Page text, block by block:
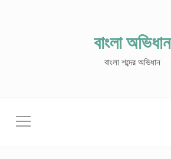
বাংলা অভিধান
বাংলা শব্দের অভিধান